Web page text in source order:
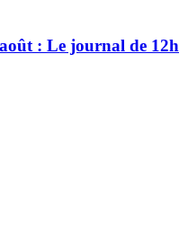
: Le journal de 12h